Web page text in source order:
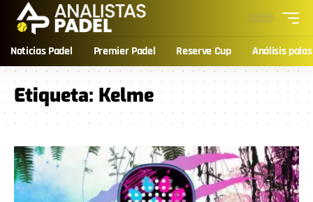
Noticias Padel Premier Padel Reserve Cup Análisis palas
Etiqueta: Kelme